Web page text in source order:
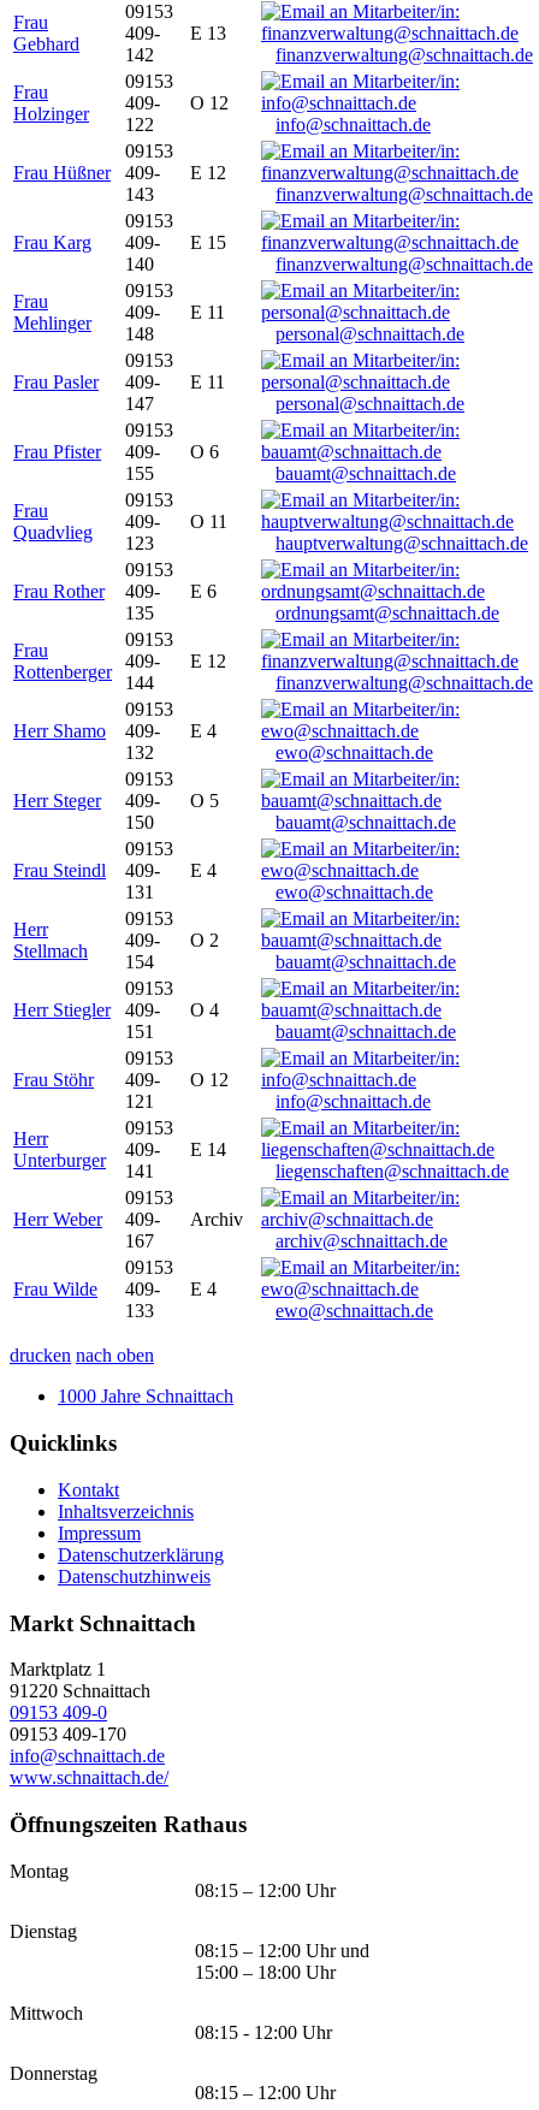
Frau
Gebhard
09153
409-
142
E 13
finanzverwaltung@schnaittach.de
Frau
Holzinger
09153
409-
122
O 12
info@schnaittach.de
Frau Hüßner
09153
409-
143
E 12
finanzverwaltung@schnaittach.de
Frau Karg
09153
409-
140
E 15
finanzverwaltung@schnaittach.de
Frau
Mehlinger
09153
409-
148
E 11
personal@schnaittach.de
Frau Pasler
09153
409-
147
E 11
personal@schnaittach.de
Frau Pfister
09153
409-
155
O 6
bauamt@schnaittach.de
Frau
Quadvlieg
09153
409-
123
O 11
hauptverwaltung@schnaittach.de
Frau Rother
09153
409-
135
E 6
ordnungsamt@schnaittach.de
Frau
Rottenberger
09153
409-
144
E 12
finanzverwaltung@schnaittach.de
Herr Shamo
09153
409-
132
E 4
ewo@schnaittach.de
Herr Steger
09153
409-
150
O 5
bauamt@schnaittach.de
Frau Steindl
09153
409-
131
E 4
ewo@schnaittach.de
Herr
Stellmach
09153
409-
154
O 2
bauamt@schnaittach.de
Herr Stiegler
09153
409-
151
O 4
bauamt@schnaittach.de
Frau Stöhr
09153
409-
121
O 12
info@schnaittach.de
Herr
Unterburger
09153
409-
141
E 14
liegenschaften@schnaittach.de
Herr Weber
09153
409-
167
Archiv
archiv@schnaittach.de
Frau Wilde
09153
409-
133
E 4
ewo@schnaittach.de
drucken nach oben
1000 Jahre Schnaittach
Quicklinks
Kontakt
Inhaltsverzeichnis
Impressum
Datenschutzerklärung
Datenschutzhinweis
Markt Schnaittach
Marktplatz 1
91220 Schnaittach
09153 409-0
09153 409-170
info@schnaittach.de
www.schnaittach.de/
Öffnungszeiten Rathaus
Montag
08:15 – 12:00 Uhr
Dienstag
08:15 – 12:00 Uhr und
15:00 – 18:00 Uhr
Mittwoch
08:15 - 12:00 Uhr
Donnerstag
08:15 – 12:00 Uhr